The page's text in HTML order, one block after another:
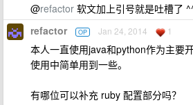
@refactor 软文加上引号就是吐槽了
refactor OP Jan 24, 2014 1
本人一直使用java和python作为主要
使用中简单用到一些。
有哪位可以补充 ruby 配置部分吗？